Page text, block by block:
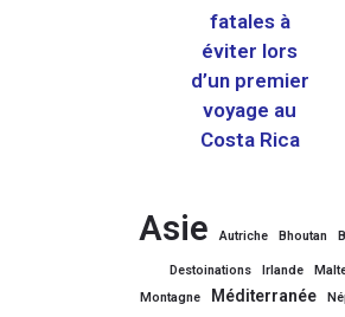
fatales à
éviter lors
d’un premier
voyage au
Costa Rica
Asie Autriche Bhoutan
Destoinations Irlande
Montagne Méditerranée